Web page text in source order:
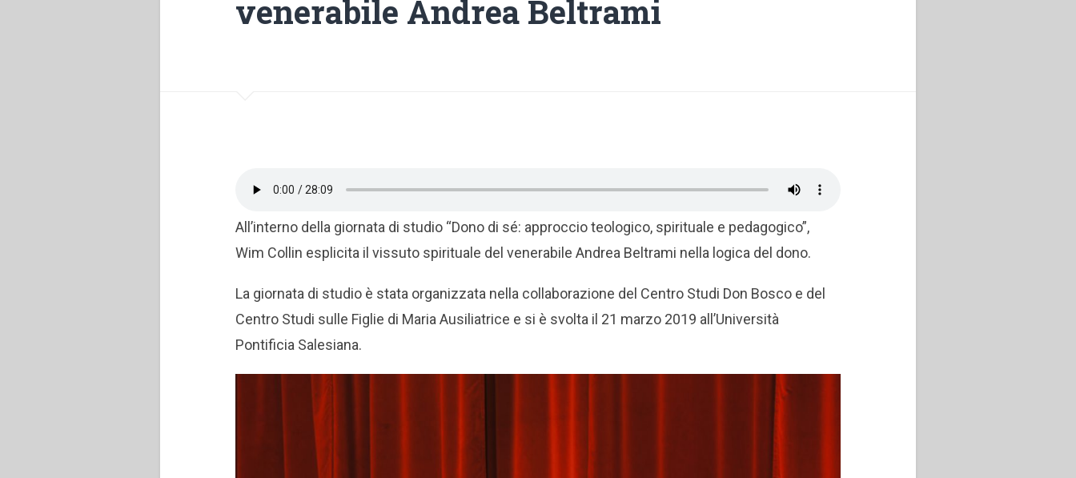
venerabile Andrea Beltrami
All’interno della giornata di studio “Dono di sé: approccio teologico, spirituale e pedagogico”,
Wim Collin esplicita il vissuto spirituale del venerabile Andrea Beltrami nella logica del dono.
La giornata di studio è stata organizzata nella collaborazione del Centro Studi Don Bosco e del
Centro Studi sulle Figlie di Maria Ausiliatrice e si è svolta il 21 marzo 2019 all’Università
Pontificia Salesiana.